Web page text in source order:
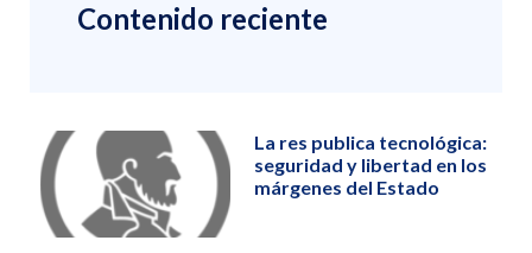
Contenido reciente
La res publica tecnológica:
seguridad y libertad en los
márgenes del Estado